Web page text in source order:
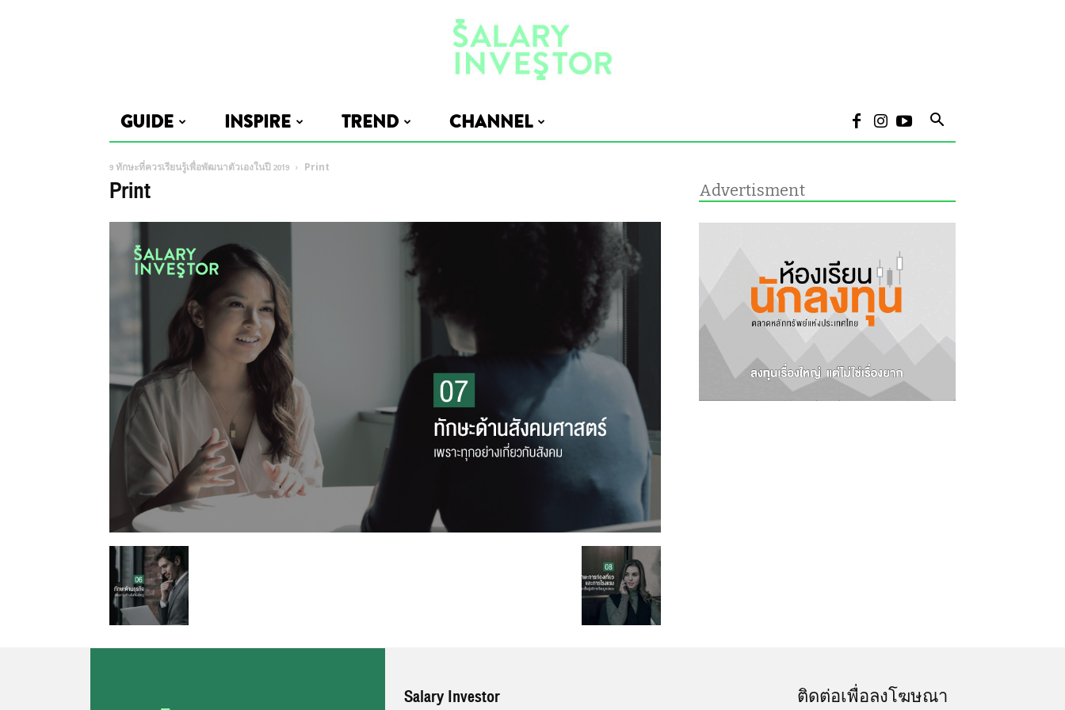
Salary
GUIDE INSPIRE TREND CHANNEL
9 ทักษะที่ควรเรียนรู้เพื่อพัฒนาตัวเองในปี 2019 Print
Print Advertisment
Salary Investor ติดต่อเพื่อลงโฆษณา